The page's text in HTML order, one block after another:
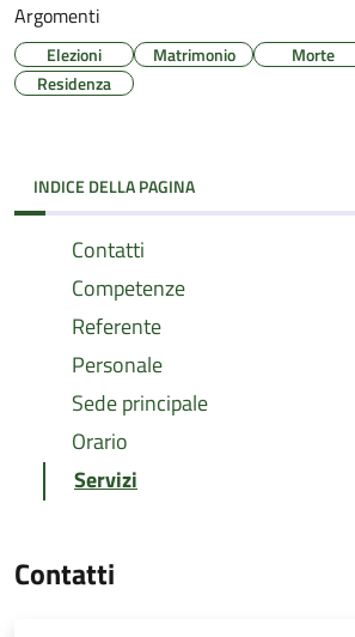
Argomenti
Elezioni Matrimonio Morte
Residenza
INDICE DELLA PAGINA
Contatti
Competenze
Referente
Personale
Sede principale
Orario
Servizi
Contatti